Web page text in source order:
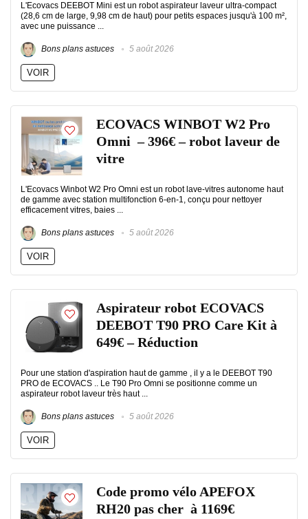
L'Ecovacs DEEBOT Mini est un robot aspirateur laveur ultra-compact
(28,6 cm de large, 9,98 cm de haut) pour petits espaces jusqu'à 100 m²,
avec une puissance ...
Bons plans astuces 5 août 2026
VOIR
ECOVACS WINBOT W2 Pro
Omni – 396€ – robot laveur de
vitre
L'Ecovacs Winbot W2 Pro Omni est un robot lave-vitres autonome haut
de gamme avec station multifonction 6-en-1, conçu pour nettoyer
efficacement vitres, baies ...
Bons plans astuces 5 août 2026
VOIR
Aspirateur robot ECOVACS
DEEBOT T90 PRO Care Kit à
649€ – Réduction
Pour une station d'aspiration haut de gamme , il y a le DEEBOT T90
PRO de ECOVACS .. Le T90 Pro Omni se positionne comme un
aspirateur robot laveur très haut ...
Bons plans astuces 5 août 2026
VOIR
Code promo vélo APEFOX
RH20 pas cher à 1169€